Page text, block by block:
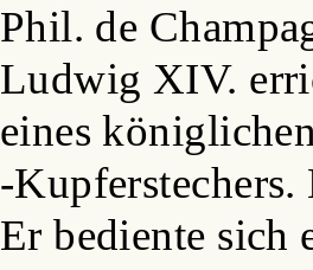
Phil. de
Ludwig XIV.
eines
-
Er bediente sich